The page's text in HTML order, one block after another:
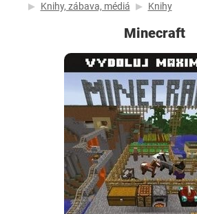
Knihy, zábava, médiá Knihy
Minecraft